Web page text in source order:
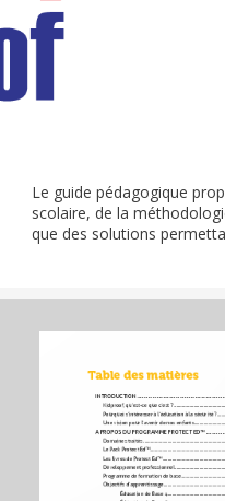
Le guide pédagogique
scolaire, de la
que des solutions